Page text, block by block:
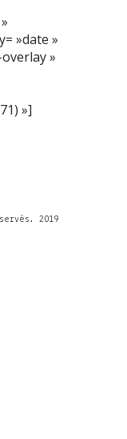
»date »
»
»]
2019